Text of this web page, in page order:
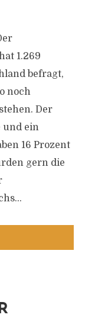
1.269
befragt,
noch
Der
und ein
16 Prozent
gern die